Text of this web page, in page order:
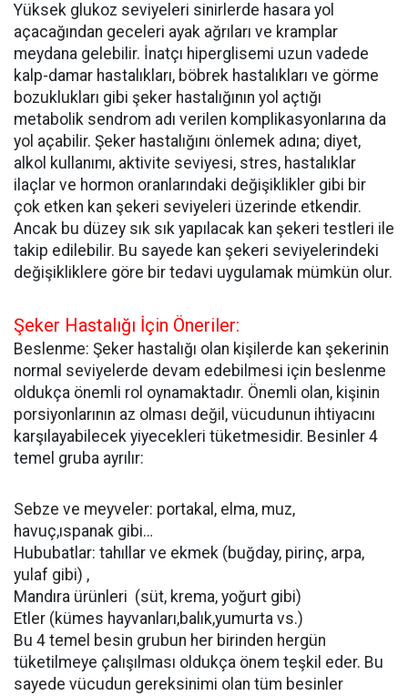
Yüksek glukoz seviyeleri sinirlerde hasara yol
açacağından geceleri ayak ağrıları ve kramplar
meydana gelebilir. İnatçı hiperglisemi uzun vadede
kalp-damar hastalıkları, böbrek hastalıkları ve görme
bozuklukları gibi şeker hastalığının yol açtığı
metabolik sendrom adı verilen komplikasyonlarına da
yol açabilir. Şeker hastalığını önlemek adına; diyet,
alkol kullanımı, aktivite seviyesi, stres, hastalıklar
ilaçlar ve hormon oranlarındaki değişiklikler gibi bir
çok etken kan şekeri seviyeleri üzerinde etkendir.
Ancak bu düzey sık sık yapılacak kan şekeri testleri ile
takip edilebilir. Bu sayede kan şekeri seviyelerindeki
değişikliklere göre bir tedavi uygulamak mümkün olur.
Şeker Hastalığı İçin Öneriler:
Beslenme: Şeker hastalığı olan kişilerde kan şekerinin
normal seviyelerde devam edebilmesi için beslenme
oldukça önemli rol oynamaktadır. Önemli olan, kişinin
porsiyonlarının az olması değil, vücudunun ihtiyacını
karşılayabilecek yiyecekleri tüketmesidir. Besinler 4
temel gruba ayrılır:
Sebze ve meyveler: portakal, elma, muz,
havuç,ıspanak gibi…
Hububatlar: tahıllar ve ekmek (buğday, pirinç, arpa,
yulaf gibi) ,
Mandıra ürünleri (süt, krema, yoğurt gibi)
Etler (kümes hayvanları,balık,yumurta vs.)
Bu 4 temel besin grubun her birinden hergün
tüketilmeye çalışılması oldukça önem teşkil eder. Bu
sayede vücudun gereksinimi olan tüm besinler